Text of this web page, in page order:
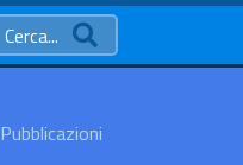
Cerca...
Pubblicazioni